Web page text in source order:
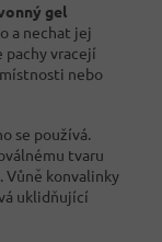
gel
a nechat jej
pachy vracejí
nebo
se používá.
tvaru
Vůně konvalinky
uklidňující